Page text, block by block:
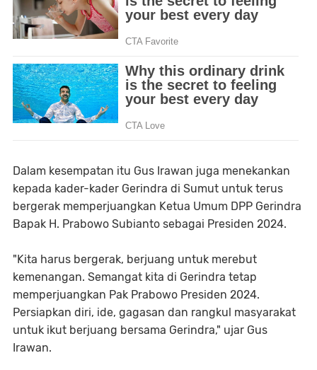
Dalam kesempatan itu Gus Irawan juga menekankan
kepada kader-kader Gerindra di Sumut untuk terus
bergerak memperjuangkan Ketua Umum DPP Gerindra
Bapak H. Prabowo Subianto sebagai Presiden 2024.
"Kita harus bergerak, berjuang untuk merebut
kemenangan. Semangat kita di Gerindra tetap
memperjuangkan Pak Prabowo Presiden 2024.
Persiapkan diri, ide, gagasan dan rangkul masyarakat
untuk ikut berjuang bersama Gerindra," ujar Gus
Irawan.